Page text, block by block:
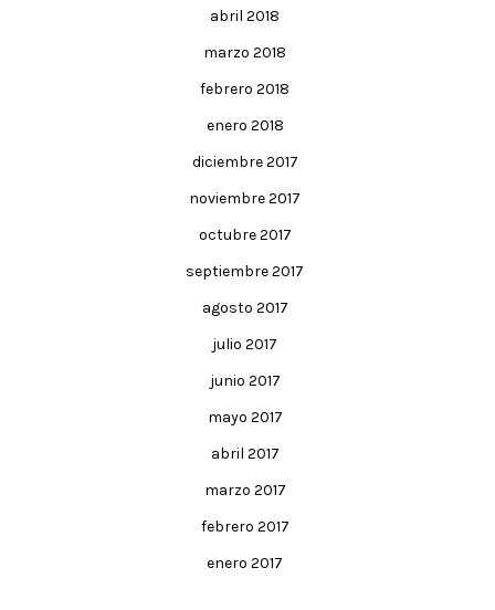
abril 2018
marzo 2018
febrero 2018
enero 2018
diciembre 2017
noviembre 2017
octubre 2017
septiembre 2017
agosto 2017
julio 2017
junio 2017
mayo 2017
abril 2017
marzo 2017
febrero 2017
enero 2017